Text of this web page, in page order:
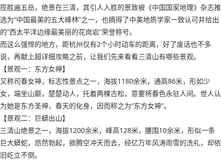
揽胜遍五岳，绝景在三清，其引人入胜的景致被《中国国家地理》杂志推
选为“中国最美的五大峰林”之一，也摘得了中美地质学家一致认可并给出
的“西太平洋边缘最美丽的花岗岩”荣誉称号。
而这么强悍的地方，距杭州仅有2个小时动车的距离，好了废话也不多
说，再献上超详细攻略之前，让我们先来看看三清山有哪些景观。
【景观一：东方女神】
又称司春女神，标志性景点之一，海拔1180余米，通高86米，形如少
女，端坐山巅，楚楚动人，托着两棵古松，意要将春色永驻人间。世人认
为她是东方圣神，春天的化身，因而称之为“东方女神”。
【景观二：巨蟒出山】
三清山绝景之一，海拔1200余米，峰高128米，腰围10余米，形似一条
巨大蟒蛇，昂然勃起，欲腾空冲天而去，经亿万年风涛雨雪的洗礼，却依
旧屹立不倒。